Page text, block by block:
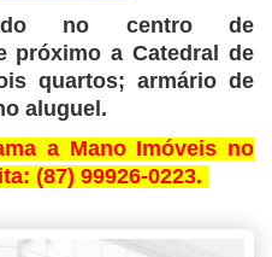
no centro de
próximo a Catedral de
quartos; armário de
aluguel.
a Mano Imóveis no
(87) 99926-0223.